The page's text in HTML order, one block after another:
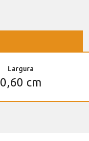
Largura
0,60 cm